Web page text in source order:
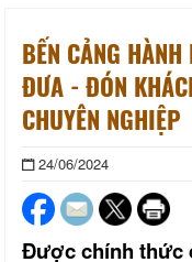
BẾN CẢNG
ĐƯA - ĐÓN
CHUYÊN NGHIỆP
24/06/2024
Được chính thức